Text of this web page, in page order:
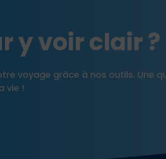
y voir clair ?
voyage grâce à nos outils. Une
vie !